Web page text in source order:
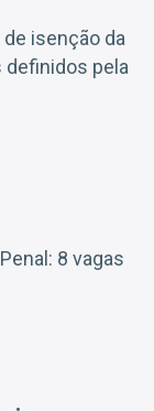
isenção da
pela
8 vagas